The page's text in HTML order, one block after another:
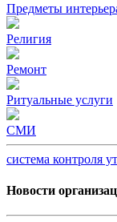
Предметы
Религия
Ремонт
Ритуальные услуги
СМИ
система контроля
Новости